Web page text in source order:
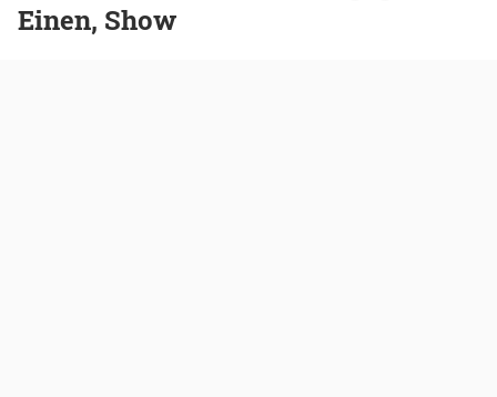
Einen, Show